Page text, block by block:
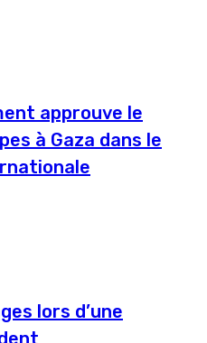
approuve le
à Gaza dans le
lors d’une